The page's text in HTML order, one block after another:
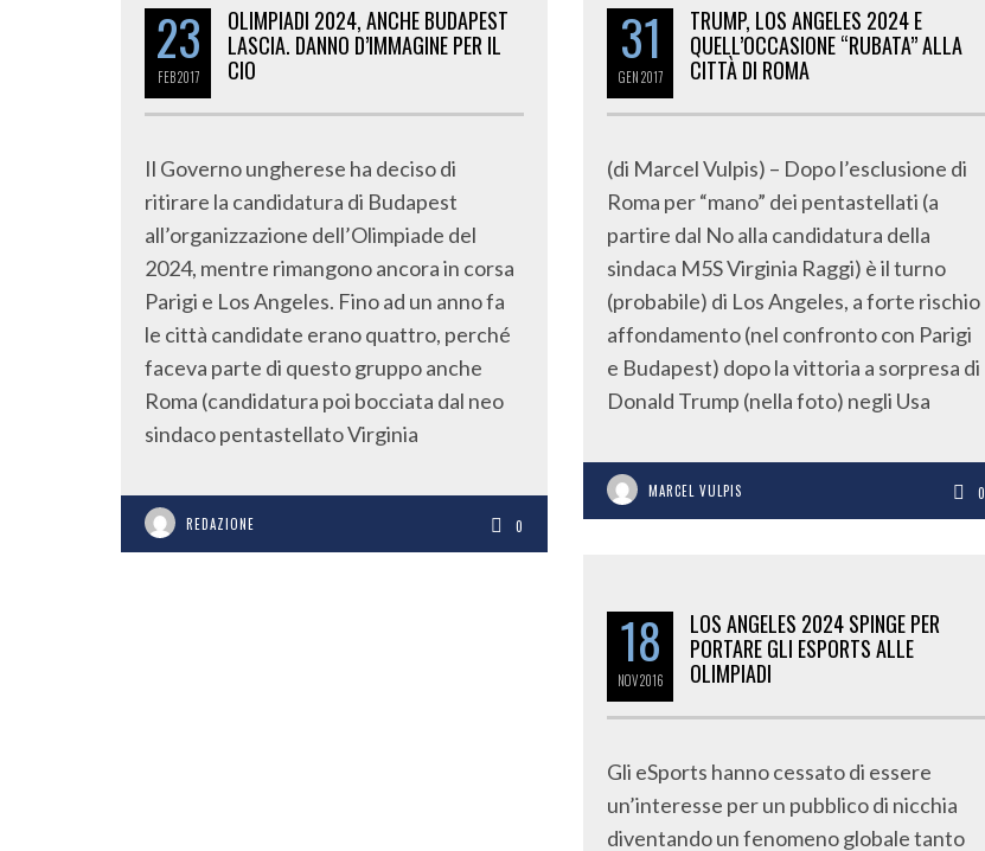
23
FEB2017
OLIMPIADI 2024, ANCHE BUDAPEST
LASCIA. DANNO D’IMMAGINE PER IL
CIO
Il Governo ungherese ha deciso di
ritirare la candidatura di Budapest
all’organizzazione dell’Olimpiade del
2024, mentre rimangono ancora in corsa
Parigi e Los Angeles. Fino ad un anno fa
le città candidate erano quattro, perché
faceva parte di questo gruppo anche
Roma (candidatura poi bocciata dal neo
sindaco pentastellato Virginia
REDAZIONE 0
31
GEN2017
TRUMP, LOS ANGELES 2024 E
QUELL’OCCASIONE “RUBATA” ALLA
CITTÀ DI ROMA
(di Marcel Vulpis) – Dopo l’esclusione di
Roma per “mano” dei pentastellati (a
partire dal No alla candidatura della
sindaca M5S Virginia Raggi) è il turno
(probabile) di Los Angeles, a forte rischio
affondamento (nel confronto con Parigi
e Budapest) dopo la vittoria a sorpresa di
Donald Trump (nella foto) negli Usa
MARCEL VULPIS 0
18
NOV2016
LOS ANGELES 2024 SPINGE PER
PORTARE GLI ESPORTS ALLE
OLIMPIADI
Gli eSports hanno cessato di essere
un’interesse per un pubblico di nicchia
diventando un fenomeno globale tanto